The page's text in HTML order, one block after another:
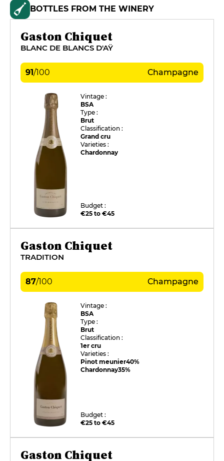
BOTTLES FROM THE WINERY
Gaston Chiquet
BLANC DE BLANCS D'AŸ
91/100 Champagne
Vintage :
BSA
Type :
Brut
Classification :
Grand cru
Varieties :
Chardonnay
Budget :
€25 to €45
Gaston Chiquet
TRADITION
87/100 Champagne
Vintage :
BSA
Type :
Brut
Classification :
1er cru
Varieties :
Pinot meunier40%
Chardonnay35%
Budget :
€25 to €45
Gaston Chiquet